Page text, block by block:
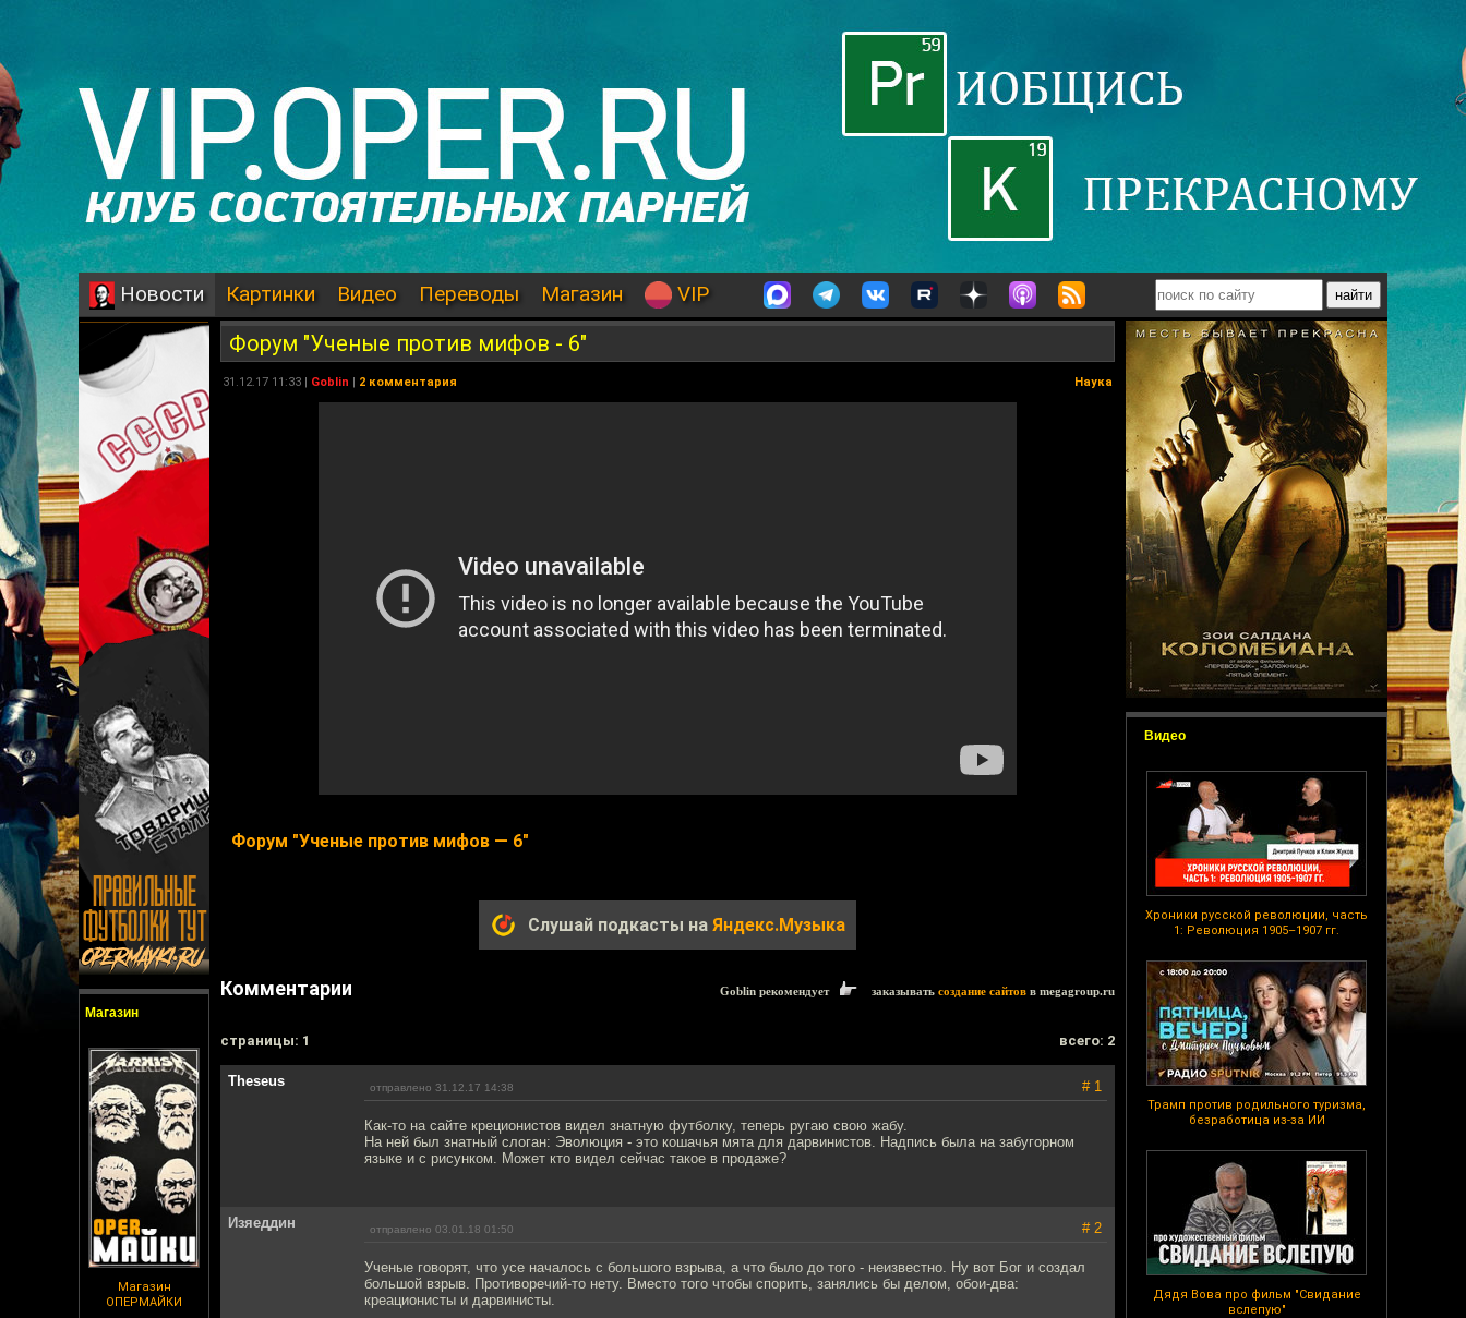
Новости Картинки Видео Переводы Магазин VIP
Магазин
Магазин
ОПЕРМАЙКИ
Видео
Хроники русской революции, часть
1: Революция 1905–1907 гг.
Трамп против родильного туризма,
безработица из-за ИИ
Дядя Вова про фильм "Свидание
вслепую"
Форум "Ученые против мифов - 6"
31.12.17 11:33 | Goblin | 2 комментария Наука
Форум "Ученые против мифов — 6"
Слушай подкасты на Яндекс.Музыка
Комментарии Goblin рекомендует заказывать создание сайтов в megagroup.ru
cтраницы: 1 всего: 2
Theseus отправлено 31.12.17 14:38 # 1
Как-то на сайте креционистов видел знатную футболку, теперь ругаю свою жабу.
На ней был знатный слоган: Эволюция - это кошачья мята для дарвинистов. Надпись была на забугорном
языке и с рисунком. Может кто видел сейчас такое в продаже?
Изяеддин отправлено 03.01.18 01:50 # 2
Ученые говорят, что усе началось с большого взрыва, а что было до того - неизвестно. Ну вот Бог и создал
большой взрыв. Противоречий-то нету. Вместо того чтобы спорить, занялись бы делом, обои-два:
креационисты и дарвинисты.